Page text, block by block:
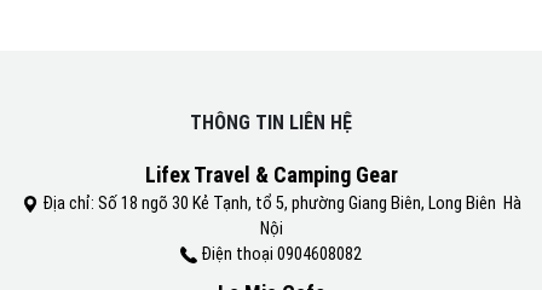
THÔNG TIN LIÊN HỆ
Lifex Travel & Camping Gear
Địa chỉ: Số 18 ngõ 30 Kẻ Tạnh, tổ 5, phường Giang Biên, Long Biên Hà
Nội
Điện thoại 0904608082